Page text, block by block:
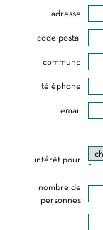
adresse
code postal
commune
téléphone
email
intérêt pour
*
nombre de
personnes